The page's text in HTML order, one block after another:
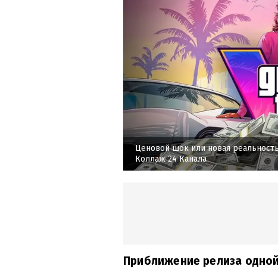
Ценовой шок или новая
Коллаж 24 Канала
Приближение релиза